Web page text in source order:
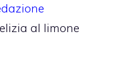
al limone